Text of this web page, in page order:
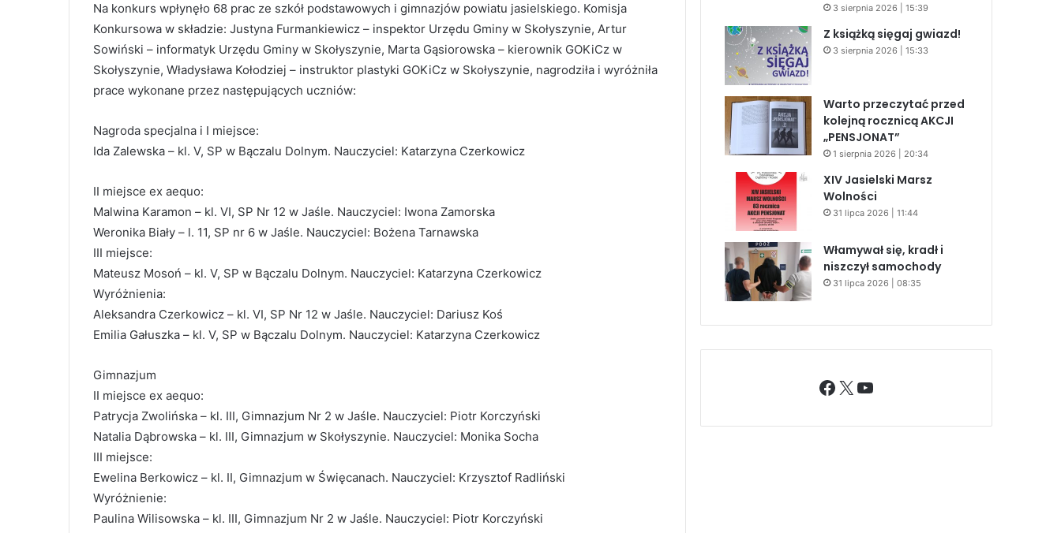
Na konkurs wpłynęło 68 prac ze szkół podstawowych i gimnazjów powiatu jasielskiego. Komisja
Konkursowa w składzie: Justyna Furmankiewicz – inspektor Urzędu Gminy w Skołyszynie, Artur
Sowiński – informatyk Urzędu Gminy w Skołyszynie, Marta Gąsiorowska – kierownik GOKiCz w
Skołyszynie, Władysława Kołodziej – instruktor plastyki GOKiCz w Skołyszynie, nagrodziła i wyróżniła
prace wykonane przez następujących uczniów:
Nagroda specjalna i I miejsce:
Ida Zalewska – kl. V, SP w Bączalu Dolnym. Nauczyciel: Katarzyna Czerkowicz
II miejsce ex aequo:
Malwina Karamon – kl. VI, SP Nr 12 w Jaśle. Nauczyciel: Iwona Zamorska
Weronika Biały – l. 11, SP nr 6 w Jaśle. Nauczyciel: Bożena Tarnawska
III miejsce:
Mateusz Mosoń – kl. V, SP w Bączalu Dolnym. Nauczyciel: Katarzyna Czerkowicz
Wyróżnienia:
Aleksandra Czerkowicz – kl. VI, SP Nr 12 w Jaśle. Nauczyciel: Dariusz Koś
Emilia Gałuszka – kl. V, SP w Bączalu Dolnym. Nauczyciel: Katarzyna Czerkowicz
Gimnazjum
II miejsce ex aequo:
Patrycja Zwolińska – kl. III, Gimnazjum Nr 2 w Jaśle. Nauczyciel: Piotr Korczyński
Natalia Dąbrowska – kl. III, Gimnazjum w Skołyszynie. Nauczyciel: Monika Socha
III miejsce:
Ewelina Berkowicz – kl. II, Gimnazjum w Święcanach. Nauczyciel: Krzysztof Radliński
Wyróżnienie:
Paulina Wilisowska – kl. III, Gimnazjum Nr 2 w Jaśle. Nauczyciel: Piotr Korczyński
3 sierpnia 2026 | 15:39
Z książką sięgaj gwiazd!
3 sierpnia 2026 | 15:33
Warto przeczytać przed
kolejną rocznicą AKCJI
„PENSJONAT”
1 sierpnia 2026 | 20:34
XIV Jasielski Marsz
Wolności
31 lipca 2026 | 11:44
Włamywał się, kradł i
niszczył samochody
31 lipca 2026 | 08:35
Facebook
X YouTube